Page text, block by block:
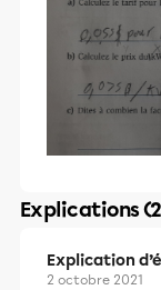
Explications
Explication
2 octobre 2021